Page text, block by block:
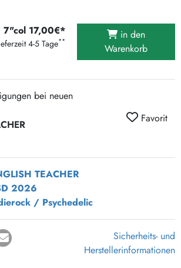
7"col 17,00€*
4-5 Tage**
in den
Warenkorb
bei neuen
Favorit
TEACHER
2026
/ Psychedelic
Sicherheits- und
Herstellerinformationen